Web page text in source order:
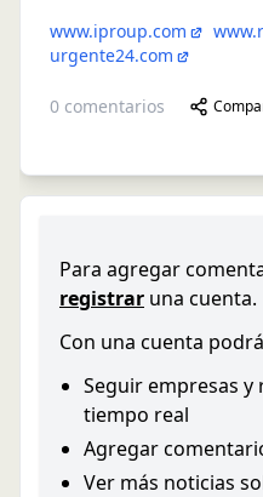
www.iproup.com
urgente24.com
0 comentarios
Para agregar
registrar una cuenta.
Con una cuenta
Seguir empresas
tiempo real
Agregar
Ver más noticias